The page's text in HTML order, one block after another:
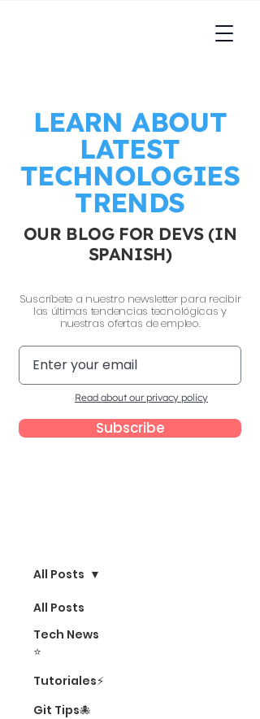
LEARN ABOUT
LATEST
TECHNOLOGIES
TRENDS
OUR BLOG FOR DEVS (IN
SPANISH)
Suscríbete a nuestro newsletter para recibir
las últimas tendencias tecnológicas y
nuestras ofertas de empleo.
Read about our privacy policy
Subscribe
All Posts
Tech News
⭐
Tutoriales⚡
Git Tips🐙
All Posts